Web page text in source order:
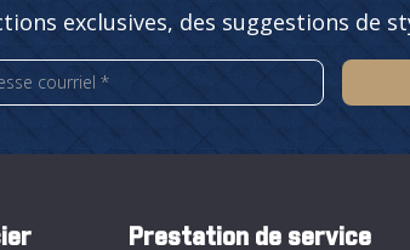
exclusives, des suggestions de
Prestation de service